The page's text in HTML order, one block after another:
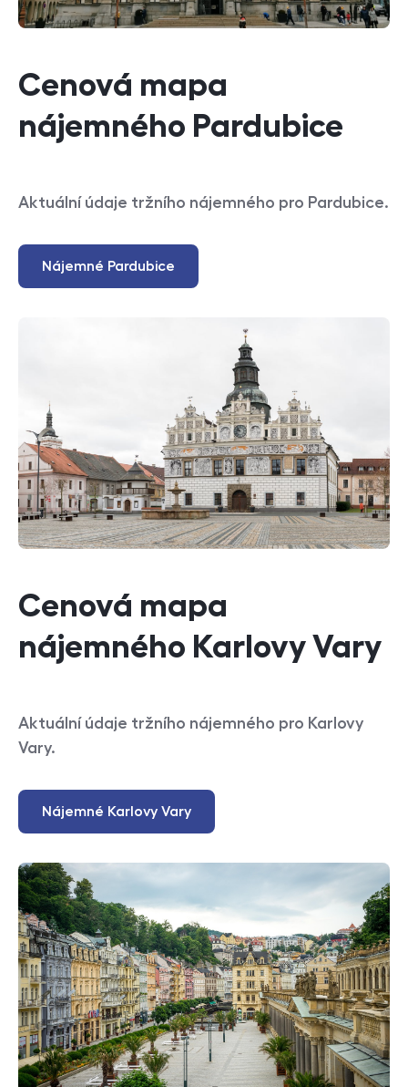
Cenová mapa
nájemného Pardubice
Aktuální údaje tržního nájemného pro Pardubice.
Nájemné Pardubice
Cenová mapa
nájemného Karlovy Vary
Aktuální údaje tržního nájemného pro Karlovy
Vary.
Nájemné Karlovy Vary